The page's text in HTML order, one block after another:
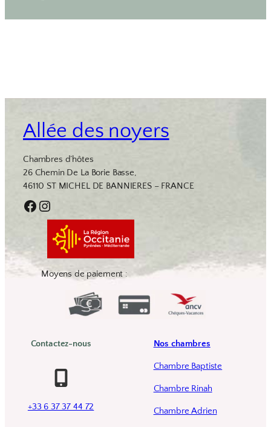
Allée des noyers
Chambres d’hôtes
26 Chemin De La Borie Basse,
46110 ST MICHEL DE BANNIERES – FRANCE
Facebook
Instagram
Moyens de paiement :
Contactez-nous
+33 6 37 37 44 72
Nos chambres
Chambre Baptiste
Chambre Rinah
Chambre Adrien